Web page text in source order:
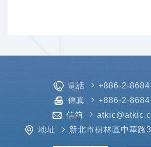
電話
+886-2-
傳真
+886-2-
信箱
地址
新北市樹林區中華路